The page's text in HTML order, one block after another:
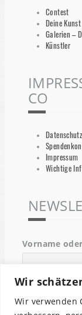
Wir
Wir verwenden
Contest
Deine
Galerien –
Künstler
CO
Impressum
Wichtige
Vorname
Email